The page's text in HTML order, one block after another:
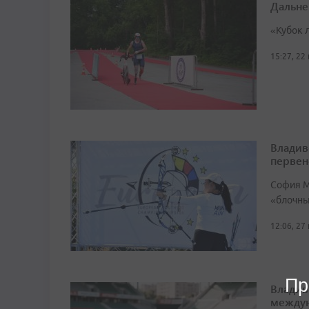
«Кубок
15:27,
София
12:06,